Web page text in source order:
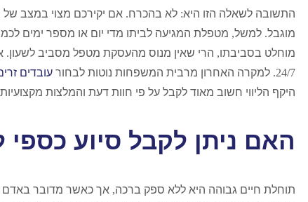
התשובה לשאלה הזו היא: לא בהכרח. אם יקירכם מצוי במצב של
מוגבל. למשל, מטפלת המגיעה לביתו מדי יום או מספר ימים
מוחלט בסביבתו, הרי שאין מנוס מהעסקת מטפל מסביב לשעון.
24/7. למקרה האחרון מרבית המשפחות נוטות לבחור עובדים
היקף הליווי חשוב מאוד לקבל על פי חוות דעת והמלצות מקצועיות
האם ניתן לקבל סיוע כספי
תוחלת חיים גבוהה היא ללא ספק ברכה, אך כאשר מדובר באדם